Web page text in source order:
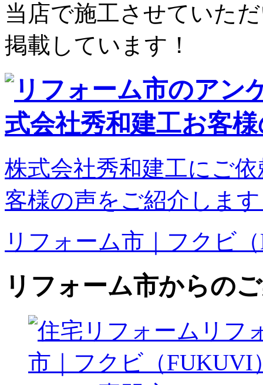
当店で施工させていた
掲載しています！
株式会社秀和建工にご
客様の声をご紹介しま
リフォーム市｜フクビ
リフォーム市からの